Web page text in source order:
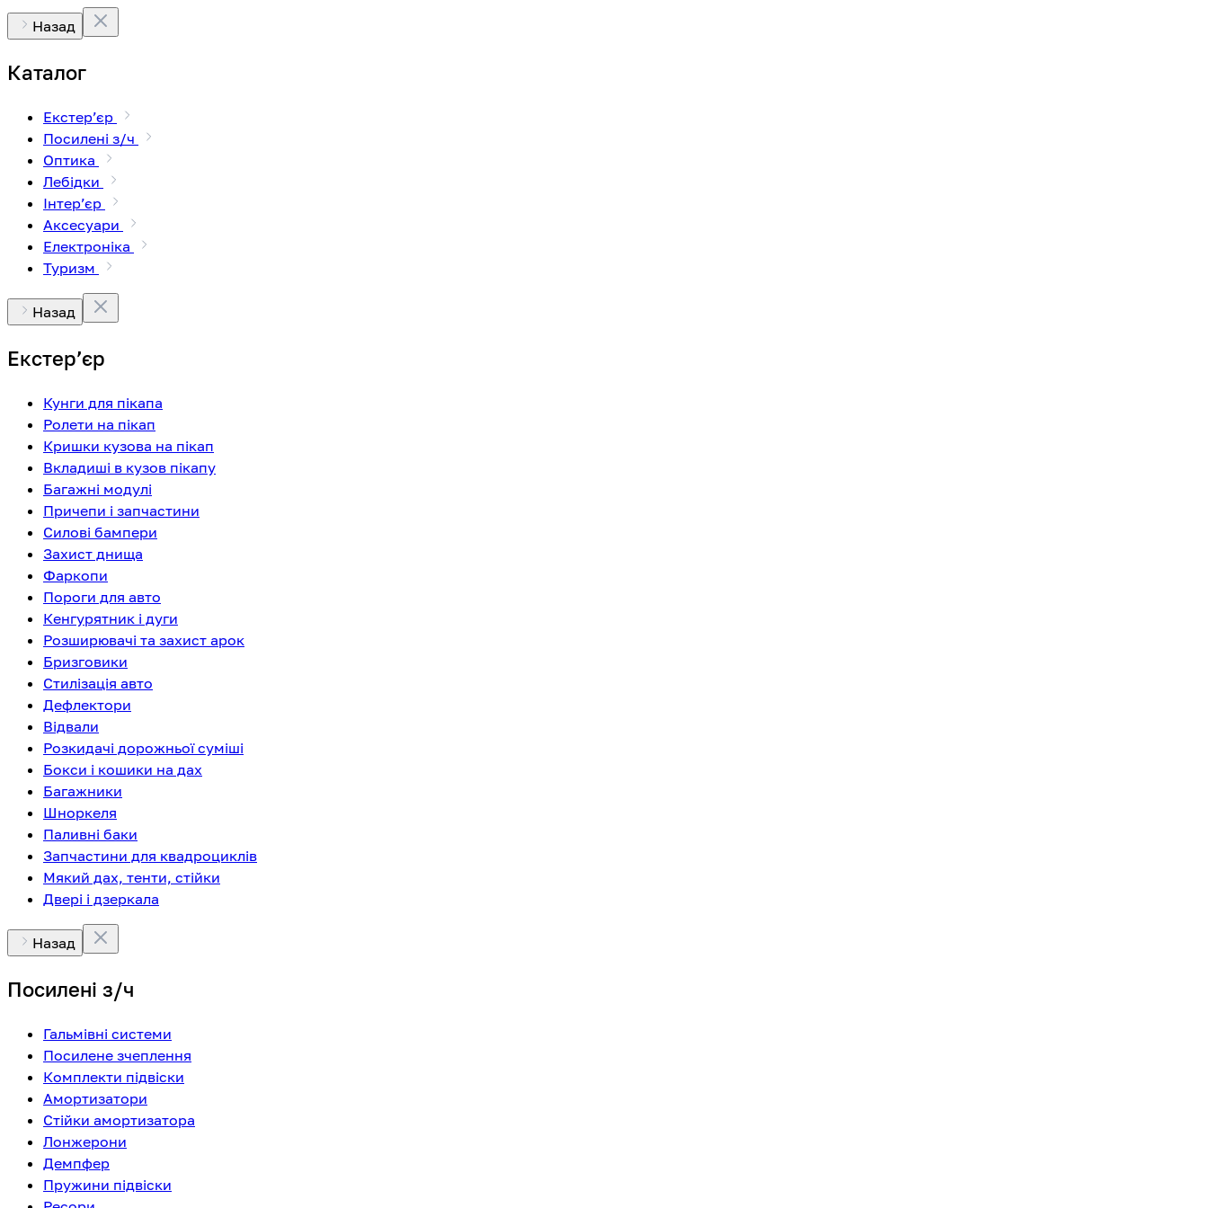
Назад
Каталог
Екстерʼєр
Посилені з/ч
Оптика
Лебідки
Інтерʼєр
Аксесуари
Електроніка
Туризм
Назад
Екстерʼєр
Кунги для пікапа
Ролети на пікап
Кришки кузова на пікап
Вкладиші в кузов пікапу
Багажні модулі
Причепи і запчастини
Силові бампери
Захист днища
Фаркопи
Пороги для авто
Кенгурятник і дуги
Розширювачі та захист арок
Бризговики
Стилізація авто
Дефлектори
Відвали
Розкидачі дорожньої суміші
Бокси і кошики на дах
Багажники
Шноркеля
Паливні баки
Запчастини для квадроциклів
Мякий дах, тенти, стійки
Двері і дзеркала
Назад
Посилені з/ч
Гальмівні системи
Посилене зчеплення
Комплекти підвіски
Амортизатори
Стійки амортизатора
Лонжерони
Демпфер
Пружини підвіски